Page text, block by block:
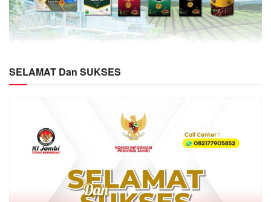
SELAMAT Dan SUKSES